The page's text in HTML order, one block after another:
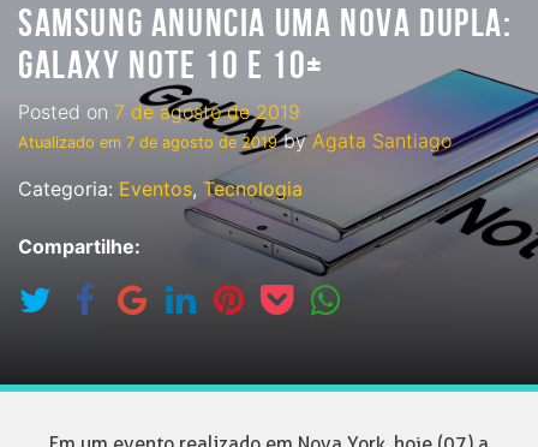
SAMSUNG ANUNCIA UMA NOVA DUPLA:
GALAXY NOTE 10 E 10+
Posted on 7 de agosto de 2019
Atualizado em 7 de agosto de 2019byAgata Santiago
Categoria: Eventos, Tecnologia
Compartilhe: